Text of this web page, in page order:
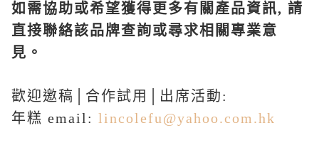
如需協助或希望獲得更多有關產品資訊, 請
直接聯絡該品牌查詢或尋求相關專業意
見。
歡迎邀稿│合作試用│出席活動:
年糕 email: lincolefu@yahoo.com.hk